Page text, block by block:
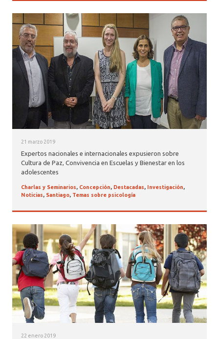
21 marzo 2019
Expertos nacionales e internacionales expusieron sobre
Cultura de Paz, Convivencia en Escuelas y Bienestar en los
adolescentes
Charlas y Seminarios, Concepción, Destacadas, Investigación,
Noticias, Santiago, Temas sobre psicología
22 enero 2019